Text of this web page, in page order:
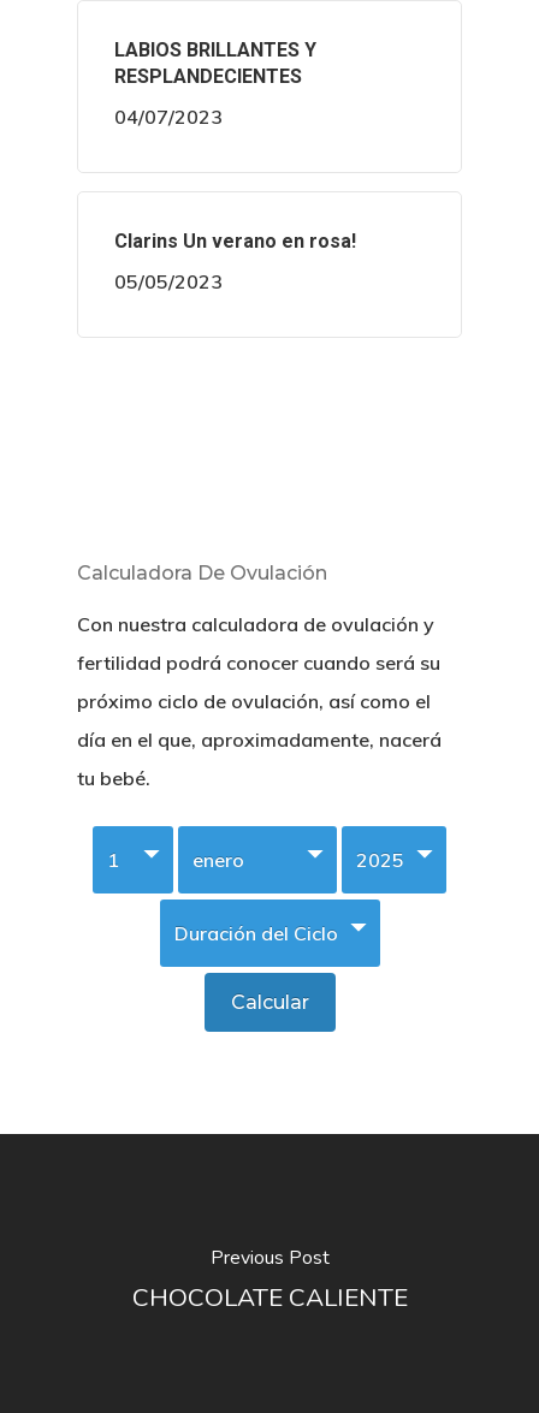
LABIOS BRILLANTES Y
RESPLANDECIENTES
04/07/2023
Clarins Un verano en rosa!
05/05/2023
Calculadora De Ovulación
Con nuestra calculadora de ovulación y
fertilidad podrá conocer cuando será su
próximo ciclo de ovulación, así como el
día en el que, aproximadamente, nacerá
tu bebé.
Previous Post
CHOCOLATE CALIENTE